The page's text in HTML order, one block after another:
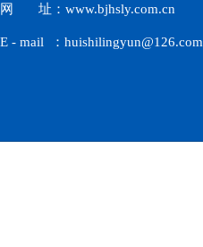
网 址：www.bjhsly.com.cn
E - mail ：huishilingyun@126.com